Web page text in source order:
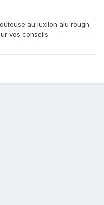
au luxilon alu rough
vos conseils